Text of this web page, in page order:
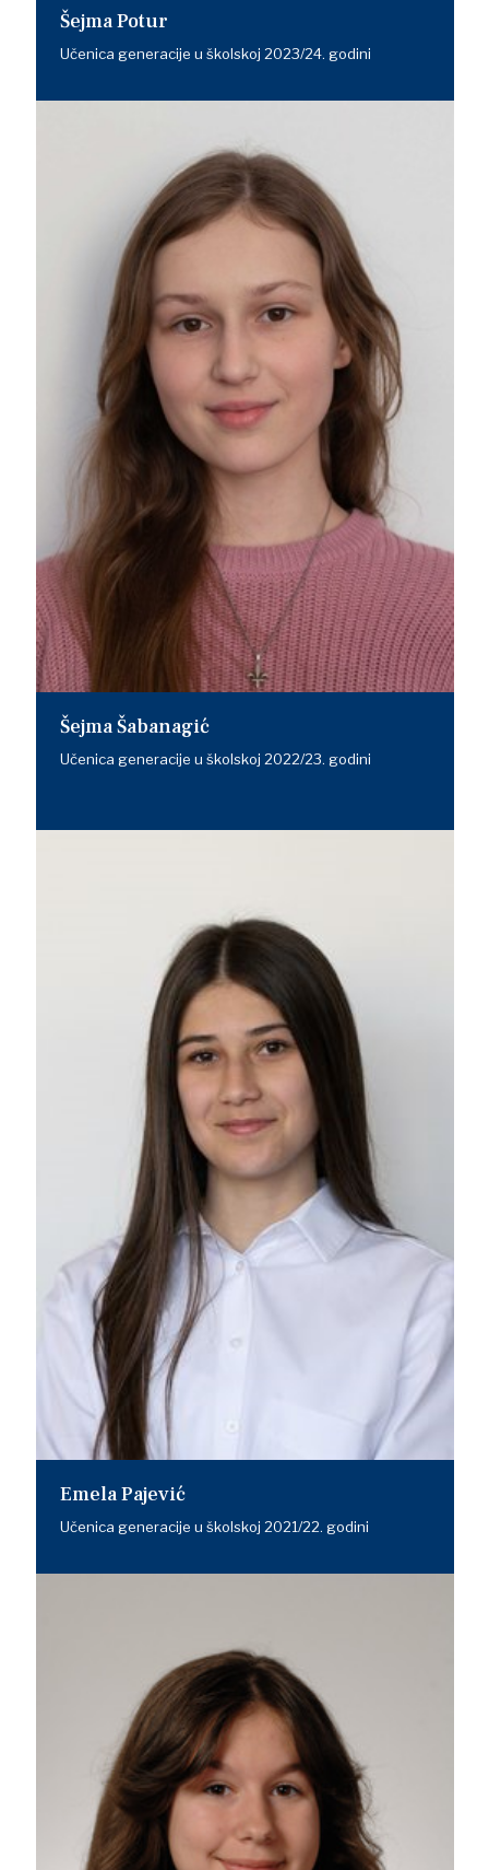
Šejma Potur
Učenica generacije u školskoj 2023/24. godini
Šejma Šabanagić
Učenica generacije u školskoj 2022/23. godini
Emela Pajević
Učenica generacije u školskoj 2021/22. godini